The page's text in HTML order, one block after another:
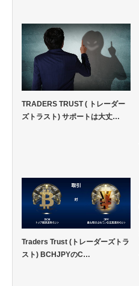
TRADERS TRUST ( トレーダー
ズトラスト) サポートは大丈…
Traders Trust (トレーダーズトラ
スト) BCHJPYのC…